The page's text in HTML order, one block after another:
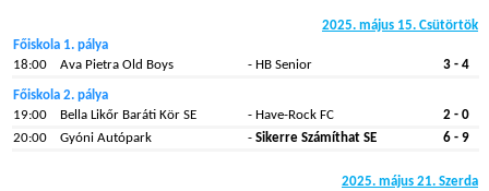
2025. május 15. Csütörtök
Főiskola 1. pálya
18:00
Ava Pietra Old Boys - HB Senior 3 - 4
Főiskola 2. pálya
19:00
Bella Likőr Baráti Kör SE - Have-Rock FC
2 - 0
20:00
Gyóni Autópark - Sikerre Számíthat SE 6 - 9
2025. május 21. Szerda